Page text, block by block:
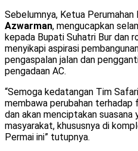
Sebelumnya, Ketua Perumahan
Azwarman, mengucapkan
kepada Bupati Suhatri Bur dan
menyikapi aspirasi
pengaspalan jalan dan
pengadaan AC.
“Semoga kedatangan Tim
membawa perubahan terhadap
dan akan menciptakan suasana
masyarakat, khususnya di
Permai ini” tutupnya.